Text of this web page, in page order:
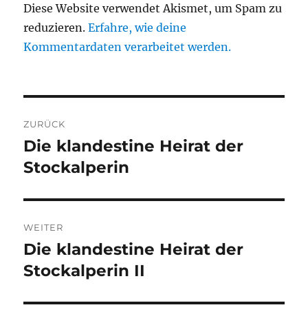
Diese Website verwendet Akismet, um Spam zu
reduzieren.Erfahre, wie deine
Kommentardaten verarbeitet werden.
ZURÜCK
Vorheriger
Beitrag:
Die klandestine Heirat der
Stockalperin
WEITER
Nächster
Beitrag:
Die klandestine Heirat der
Stockalperin II